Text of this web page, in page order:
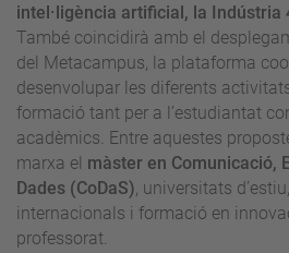
intel·ligència artificial, la Indústria
També coincidirà amb el
del Metacampus, la plataforma
desenvolupar les diferents
formació tant per a l’estudiantat
acadèmics. Entre aquestes
marxa el màster en Comunicació,
Dades (CoDaS), universitats
internacionals i formació en
professorat.